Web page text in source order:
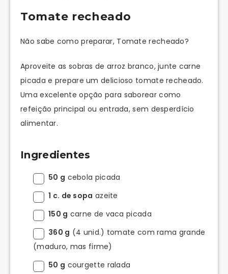
Tomate recheado
Não sabe como preparar, Tomate recheado?
Aproveite as sobras de arroz branco, junte carne
picada e prepare um delicioso tomate recheado.
Uma excelente opção para saborear como
refeição principal ou entrada, sem desperdício
alimentar.
Ingredientes
50 g cebola picada
1 c. de sopa azeite
150 g carne de vaca picada
360 g (4 unid.) tomate com rama grande
(maduro, mas firme)
50 g courgette ralada